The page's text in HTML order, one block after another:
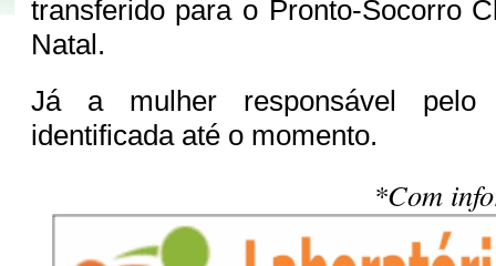
transferido para o Pronto-Socorro
Natal.
Já a mulher responsável
identificada até o momento.
*Com